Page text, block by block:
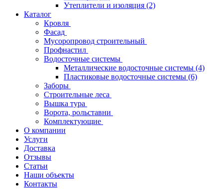
Утеплители и изоляция (2)
Каталог
Кровля
Фасад
Мусоропровод строительный
Профнастил
Водосточные системы
Металлические водосточные системы (4)
Пластиковые водосточные системы (6)
Заборы
Строительные леса
Вышка тура
Ворота, рольставни
Комплектующие
О компании
Услуги
Доставка
Отзывы
Статьи
Наши объекты
Контакты